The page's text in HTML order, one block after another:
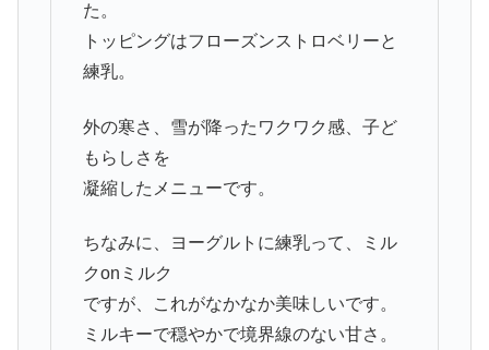
た。
トッピングはフローズンストロベリーと
練乳。
外の寒さ、雪が降ったワクワク感、子ど
もらしさを
凝縮したメニューです。
ちなみに、ヨーグルトに練乳って、ミル
クonミルク
ですが、これがなかなか美味しいです。
ミルキーで穏やかで境界線のない甘さ。